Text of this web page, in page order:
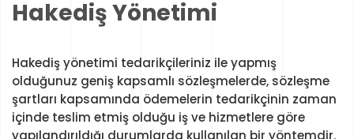
Hakediş Yönetimi
Hakediş yönetimi tedarikçileriniz ile yapmış
olduğunuz geniş kapsamlı sözleşmelerde, sözleşme
şartları kapsamında ödemelerin tedarikçinin zaman
içinde teslim etmiş olduğu iş ve hizmetlere göre
yapılandırıldığı durumlarda kullanılan bir yöntemdir.